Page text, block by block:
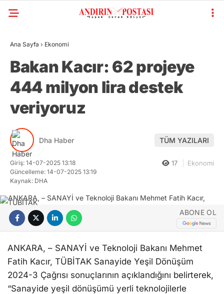
Ana Sayfa › Ekonomi
Bakan Kacır: 62 projeye
444 milyon lira destek
veriyoruz
Dha Haber TÜM YAZILARI
Giriş: 14-07-2025 13:18
Güncelleme: 14-07-2025 13:19
Kaynak: DHA
17 Ekonomi
ABONE OL
ANKARA, – SANAYİ ve Teknoloji Bakanı Mehmet
Fatih Kacır, TÜBİTAK Sanayide Yeşil Dönüşüm
2024-3 Çağrısı sonuçlarının açıklandığını belirterek,
“Sanayide yeşil dönüşümü yerli teknolojilerle